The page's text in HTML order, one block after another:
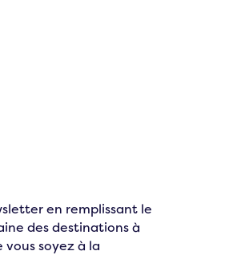
en remplissant le
des destinations à
soyez à la